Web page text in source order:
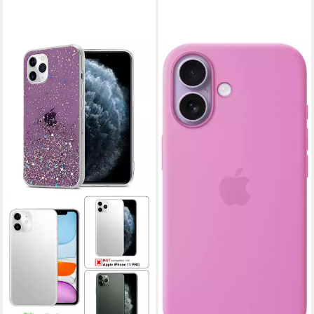
APPLE
Smartphone-Hülle iPhone 17
Silikon Case mit MagSafe 16,0
cm (6,3 Zoll)
59,00 €